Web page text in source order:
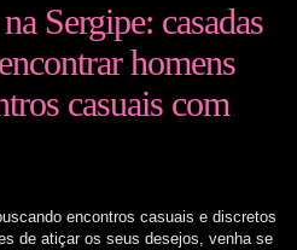
Sergipe: casadas
homens
casuais com
encontros casuais e discretos
de atiçar os seus desejos, venha se